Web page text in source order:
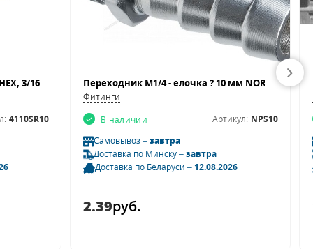
Набор торцевых насадок 1/2", HEX, 3/16"-5/8", 9 предметов KING TONY 4110SR10
4110SR10
Переходник M1/4 - елочка ? 10 мм NORDBERG NPS10"
Фитинги
В наличии
Артикул: NPS10
Самовывоз –завтра
Доставка по Минску –завтра
Доставка по Беларуси –12.08.2026
2.39руб.